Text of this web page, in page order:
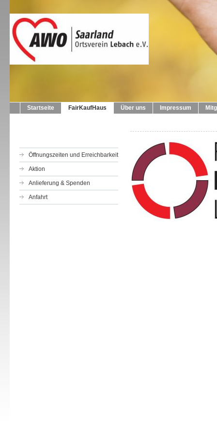
Startseite FairKaufHaus Über uns Impressum
Öffnungszeiten und Erreichbarkeit
Aktion
Anlieferung & Spenden
Anfahrt